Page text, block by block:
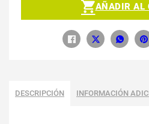
AÑADIR AL
DESCRIPCIÓN INFORMACIÓN